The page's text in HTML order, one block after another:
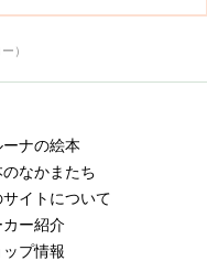
）
ーナの絵本
なかまたち
サイトについて
カー紹介
ップ情報